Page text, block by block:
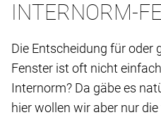
INTERNORM-
Die Entscheidung für oder
Fenster ist oft nicht
Internorm? Da gäbe es
hier wollen wir aber nur